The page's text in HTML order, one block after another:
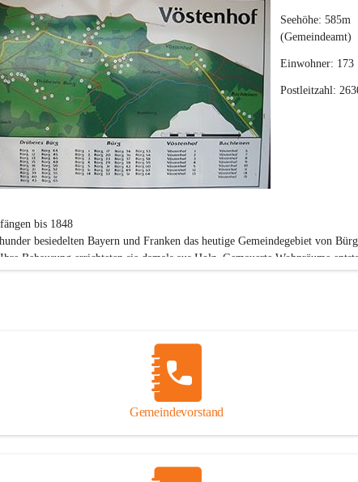
Seehöhe: 585m
(Gemeindeamt)
Einwohner: 173
Postleitzahl:
bis 1848
besiedelten Bayern und Franken das heutige Gemeindegebiet von
Behausung errichteten sie damals aus Holz. Gemauerte Wohnräume
Vöstenhof gab es 29 Häuser in denen 166 Personen lebten.
Vöstenhof wird vom Wort Festen Hof (Der "Feste Hof"), einem
"Birg-Pirg" bedeutet soviel wie Gebirge.
Mies wegen politischer Unzuverlässigkeit seines Amtes enthoben. Die
Gemeindevorstand